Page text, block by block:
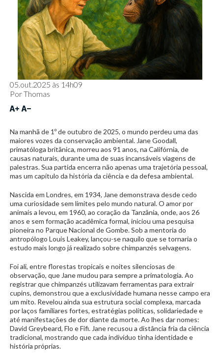
05.out.2025 às 14h09
PorThomas
Na manhã de 1º de outubro de 2025, o mundo perdeu uma das
maiores vozes da conservação ambiental. Jane Goodall,
primatóloga britânica, morreu aos 91 anos, na Califórnia, de
causas naturais, durante uma de suas incansáveis viagens de
palestras. Sua partida encerra não apenas uma trajetória pessoal,
mas um capítulo da história da ciência e da defesa ambiental.
Nascida em Londres, em 1934, Jane demonstrava desde cedo
uma curiosidade sem limites pelo mundo natural. O amor por
animais a levou, em 1960, ao coração da Tanzânia, onde, aos 26
anos e sem formação acadêmica formal, iniciou uma pesquisa
pioneira no Parque Nacional de Gombe. Sob a mentoria do
antropólogo Louis Leakey, lançou-se naquilo que se tornaria o
estudo mais longo já realizado sobre chimpanzés selvagens.
Foi ali, entre florestas tropicais e noites silenciosas de
observação, que Jane mudou para sempre a primatologia. Ao
registrar que chimpanzés utilizavam ferramentas para extrair
cupins, demonstrou que a exclusividade humana nesse campo era
um mito. Revelou ainda sua estrutura social complexa, marcada
por laços familiares fortes, estratégias políticas, solidariedade e
até manifestações de dor diante da morte. Ao lhes dar nomes:
David Greybeard, Flo e Fifi. Jane recusou a distância fria da ciência
tradicional, mostrando que cada indivíduo tinha identidade e
história próprias.